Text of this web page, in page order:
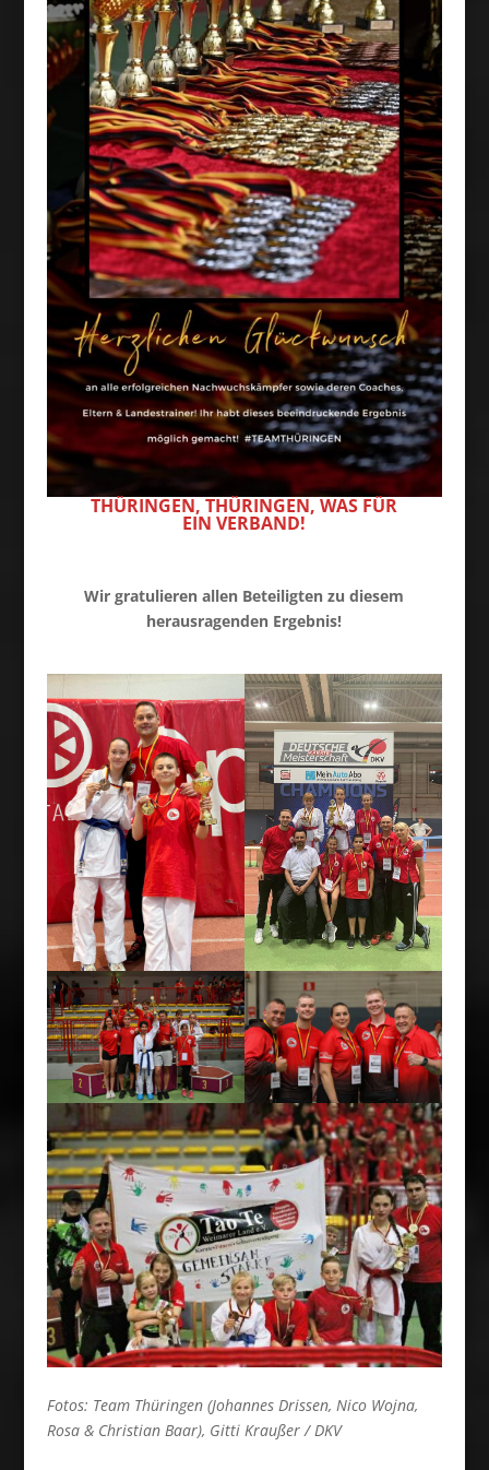
THÜRINGEN, THÜRINGEN, WAS FÜR
EIN VERBAND!
Wir gratulieren allen Beteiligten zu diesem
herausragenden Ergebnis!
Fotos: Team Thüringen (Johannes Drissen, Nico Wojna,
Rosa & Christian Baar), Gitti Kraußer / DKV